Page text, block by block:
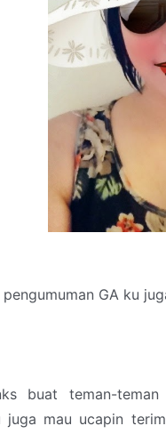
GA ku
buat teman-
juga mau ucapin